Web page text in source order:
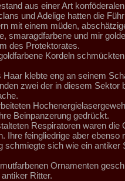
aus einer Art
und Adelige hatten die
mit einem müden,
smaragdfarbene und mir
des Protektorates.
Kordeln
klebte eng an seinem
zwei der in diesem Sektor
Beinpanzerung gedrückt.
Respiratoren waren die
Ihre feingliedrige aber ebenso
schmiegte sich wie ein antiker
Ornamenten
Ritter.